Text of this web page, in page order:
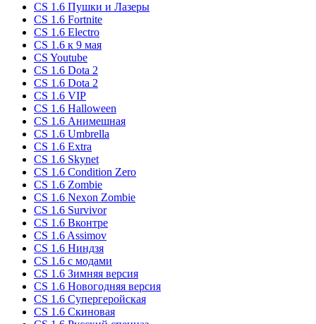
CS 1.6 Пушки и Лазеры
CS 1.6 Fortnite
CS 1.6 Electro
CS 1.6 к 9 мая
CS Youtube
CS 1.6 Dota 2
CS 1.6 Dota 2
CS 1.6 VIP
CS 1.6 Halloween
CS 1.6 Анимешная
CS 1.6 Umbrella
CS 1.6 Extra
CS 1.6 Skynet
CS 1.6 Condition Zero
CS 1.6 Zombie
CS 1.6 Nexon Zombie
CS 1.6 Survivor
CS 1.6 Вконтре
CS 1.6 Assimov
CS 1.6 Ниндзя
CS 1.6 с модами
CS 1.6 Зимняя версия
CS 1.6 Новогодняя версия
CS 1.6 Супергеройская
CS 1.6 Скиновая